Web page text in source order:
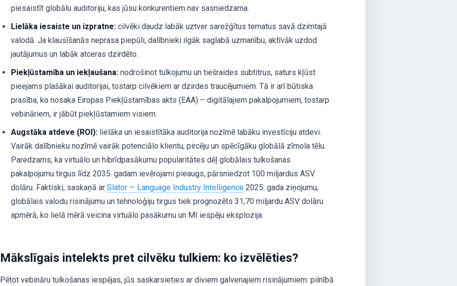
piesaistīt globālu auditoriju, kas jūsu konkurentiem nav sasniedzama.
Lielāka iesaiste un izpratne: cilvēki daudz labāk uztver sarežģītus tematus savā dzimtajā
valodā. Ja klausīšanās neprasa piepūli, dalībnieki ilgāk saglabā uzmanību, aktīvāk uzdod
jautājumus un labāk atceras dzirdēto.
Piekļūstamība un iekļaušana: nodrošinot tulkojumu un tiešraides subtitrus, saturs kļūst
pieejams plašākai auditorijai, tostarp cilvēkiem ar dzirdes traucējumiem. Tā ir arī būtiska
prasība, ko nosaka Eiropas Piekļūstamības akts (EAA) – digitālajiem pakalpojumiem, tostarp
vebināriem, ir jābūt piekļūstamiem visiem.
Augstāka atdeve (ROI): lielāka un iesaistītāka auditorija nozīmē labāku investīciju atdevi.
Vairāk dalībnieku nozīmē vairāk potenciālo klientu, pircēju un spēcīgāku globālā zīmola tēlu.
Paredzams, ka virtuālo un hibrīdpasākumu popularitātes dēļ globālais tulkošanas
pakalpojumu tirgus līdz 2035. gadam ievērojami pieaugs, pārsniedzot 100 miljardus ASV
dolāru. Faktiski, saskaņā arSlator — Language Industry Intelligence 2025. gada ziņojumu,
globālais valodu risinājumu un tehnoloģiju tirgus tiek prognozēts 31,70 miljardu ASV dolāru
apmērā, ko lielā mērā veicina virtuālo pasākumu un MI iespēju eksplozija.
Mākslīgais intelekts pret cilvēku tulkiem: ko izvēlēties?
Pētot vebināru tulkošanas iespējas, jūs saskarsieties ar diviem galvenajiem risinājumiem: pilnībā